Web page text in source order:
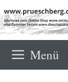
Zum
Inhalt
springen
Menü